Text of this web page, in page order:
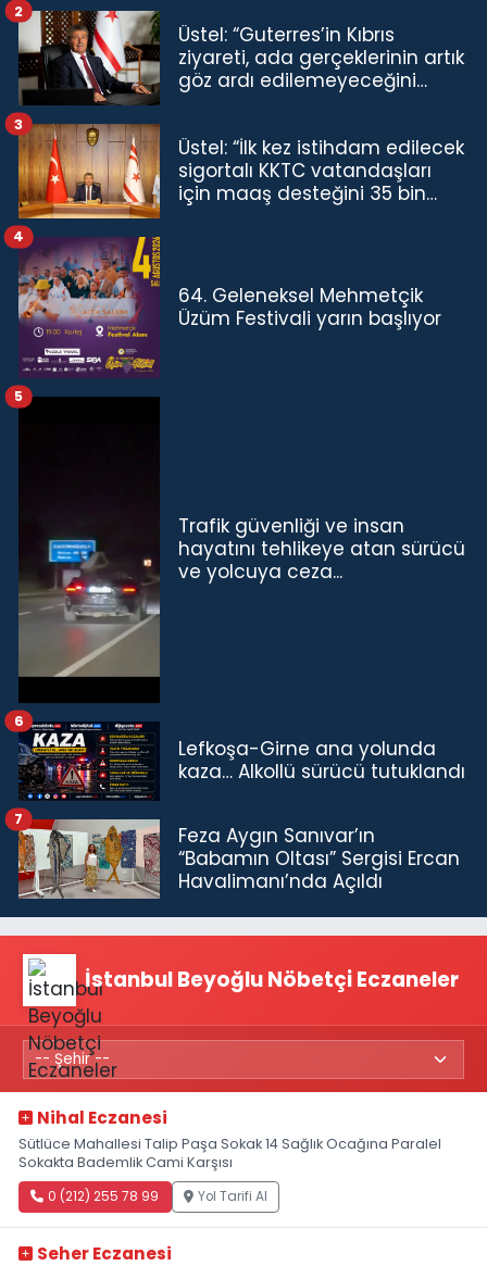
Üstel: “Guterres’in Kıbrıs
ziyareti, ada gerçeklerinin artık
göz ardı edilemeyeceğini
2
Üstel: “İlk kez istihdam edilecek
sigortalı KKTC vatandaşları
için maaş desteğini 35 bin
3
64. Geleneksel Mehmetçik
Üzüm Festivali yarın başlıyor
4
Trafik güvenliği ve insan
hayatını tehlikeye atan sürücü
ve yolcuya ceza...
5
Lefkoşa-Girne ana yolunda
kaza… Alkollü sürücü tutuklandı
6
Feza Aygın Sanıvar’ın
“Babamın Oltası” Sergisi Ercan
Havalimanı’nda Açıldı
7
İstanbul Beyoğlu Nöbetçi Eczaneler
Nihal Eczanesi
Sütlüce Mahallesi Talip Paşa Sokak 14 Sağlık Ocağına Paralel
Sokakta Bademlik Cami Karşısı
0 (212) 255 78 99 Yol Tarifi Al
Seher Eczanesi